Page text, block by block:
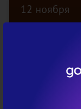
12 ноября
рамках